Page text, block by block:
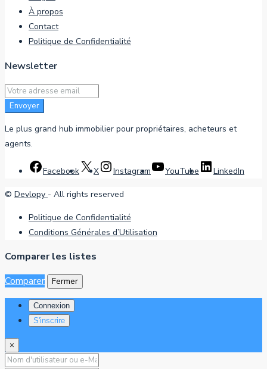
À propos
Contact
Politique de Confidentialité
Newsletter
Envoyer
Le plus grand hub immobilier pour propriétaires, acheteurs et
agents.
Facebook X Instagram YouTube LinkedIn
© Devlopy - All rights reserved
Politique de Confidentialité
Conditions Générales d’Utilisation
Comparer les listes
Comparer
Fermer
Connexion
S'inscrire
×